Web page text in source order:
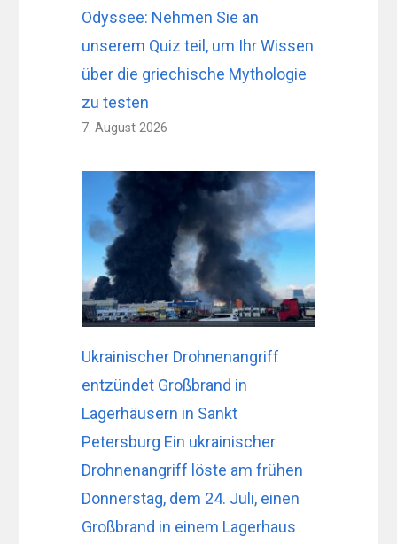
Odyssee: Nehmen Sie an
unserem Quiz teil, um Ihr Wissen
über die griechische Mythologie
zu testen
7. August 2026
Ukrainischer Drohnenangriff
entzündet Großbrand in
Lagerhäusern in Sankt
Petersburg Ein ukrainischer
Drohnenangriff löste am frühen
Donnerstag, dem 24. Juli, einen
Großbrand in einem Lagerhaus